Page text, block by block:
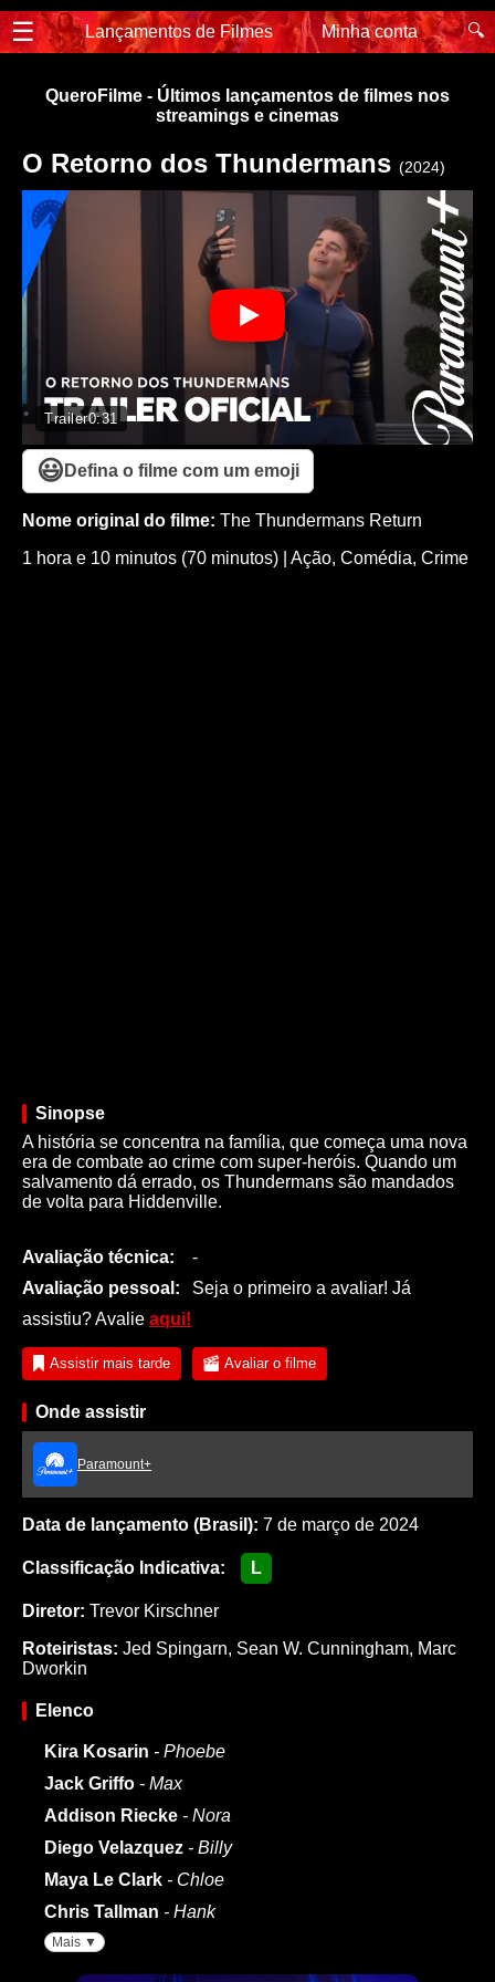
☰ Lançamentos de Filmes Minha conta 🔍
QueroFilme - Últimos lançamentos de filmes nos
streamings e cinemas
O Retorno dos Thundermans (2024)
Trailer0:31
😃 Defina o filme com um emoji
Nome original do filme: The Thundermans Return
1 hora e 10 minutos (70 minutos)
Ação, Comédia, Crime
Sinopse
A história se concentra na família, que começa uma nova
era de combate ao crime com super-heróis. Quando um
salvamento dá errado, os Thundermans são mandados
de volta para Hiddenville.
Avaliação técnica:
-
Avaliação pessoal:
Seja o primeiro a avaliar! Já
assistiu? Avalie aqui!
Assistir mais tarde Avaliar o filme
Onde assistir
Paramount+
Data de lançamento (Brasil): 7 de março de 2024
Classificação Indicativa: L
Diretor: Trevor Kirschner
Roteiristas: Jed Spingarn, Sean W. Cunningham, Marc
Dworkin
Elenco
Kira Kosarin - Phoebe
Jack Griffo - Max
Addison Riecke - Nora
Diego Velazquez - Billy
Maya Le Clark - Chloe
Chris Tallman - Hank
Mais ▼